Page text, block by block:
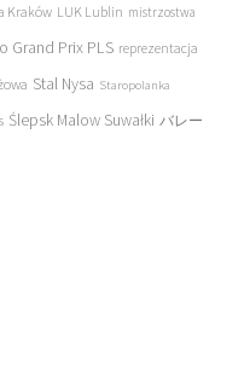
Kraków LUK Lublin mistrzostwa
Grand Prix PLS reprezentacja
Stal Nysa Staropolanka
Ślepsk Malow Suwałki バレー